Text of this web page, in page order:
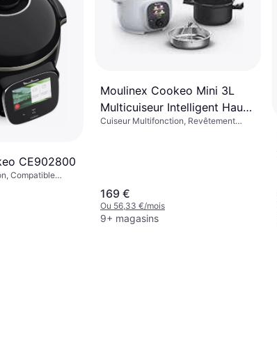
CE902800
Compatible
Intégré, Contrôlé
Revêtement
Arrêt
Moulinex Cookeo Mini 3L
Multicuiseur Intelligent Haute
Pression
Cuiseur Multifonction, Revêtement
169 €
Ou 56,33 €/mois
9+ magasins